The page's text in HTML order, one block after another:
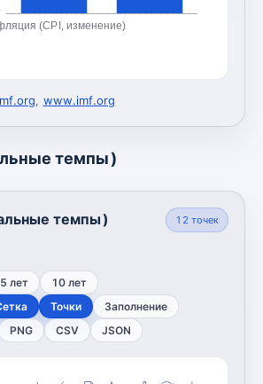
(CPI, изменение)
, www.imf.org
темпы)
темпы) 12 точек
5 лет 10 лет
Точки Заполнение
PNG CSV JSON